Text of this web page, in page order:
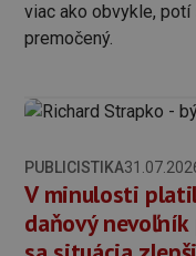
viac ako obvykle,
premočený.
PUBLICISTIKA
V minulosti
daňový nevoľník